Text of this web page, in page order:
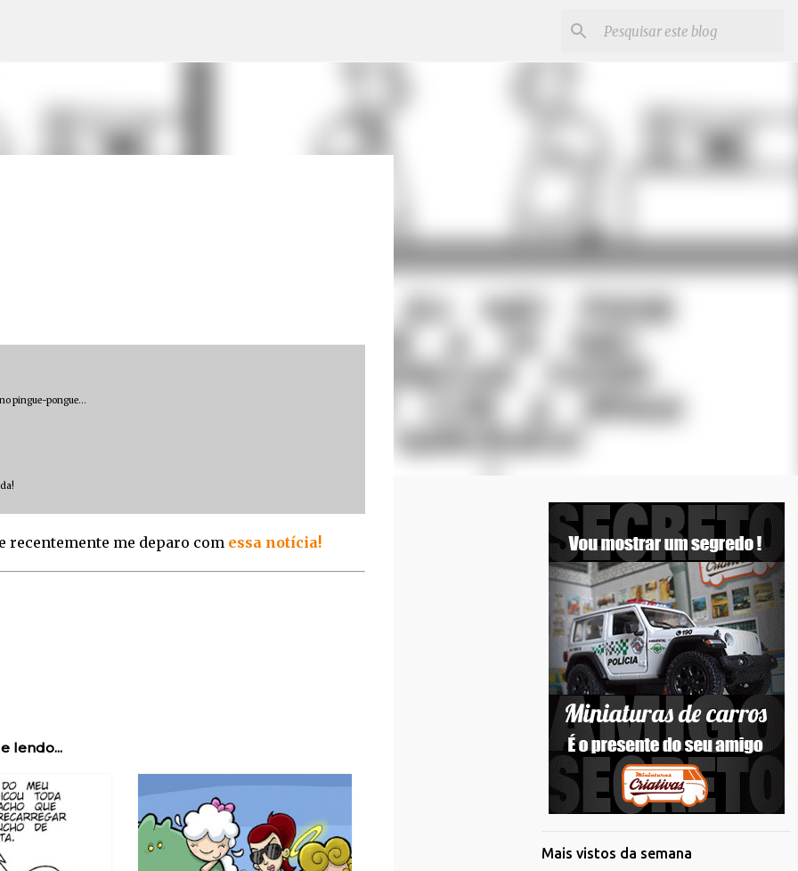
pingue-pongue…
e recentemente me deparo com essa notícia!
lendo...
Mais vistos da semana